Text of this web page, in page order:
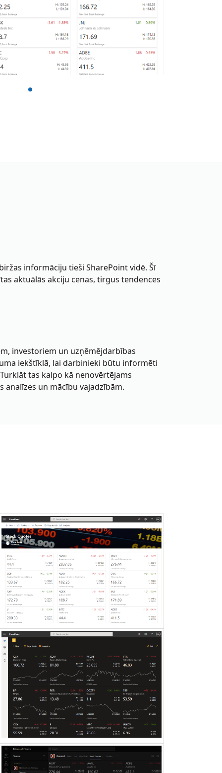
informāciju tieši SharePoint vidē. Šī
aktuālās akciju cenas, tirgus tendences
investoriem un uzņēmējdarbības
iekštīklā, lai darbinieki būtu informēti
tas kalpo kā nenovērtējams
un mācību vajadzībām.